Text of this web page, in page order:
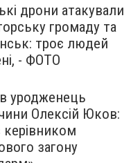
дрони атакували
громаду та
троє людей
- ФОТО
уродженець
Олексій Юков:
керівником
загону